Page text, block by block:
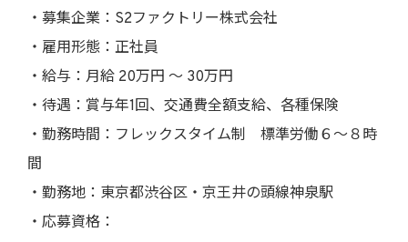
・募集企業：S2ファクトリー株式会社
・雇用形態：正社員
・給与：月給 20万円 〜 30万円
・待遇：賞与年1回、交通費全額支給、各種保険
・勤務時間：フレックスタイム制 標準労働６〜８時
間
・勤務地：東京都渋谷区・京王井の頭線神泉駅
・応募資格：